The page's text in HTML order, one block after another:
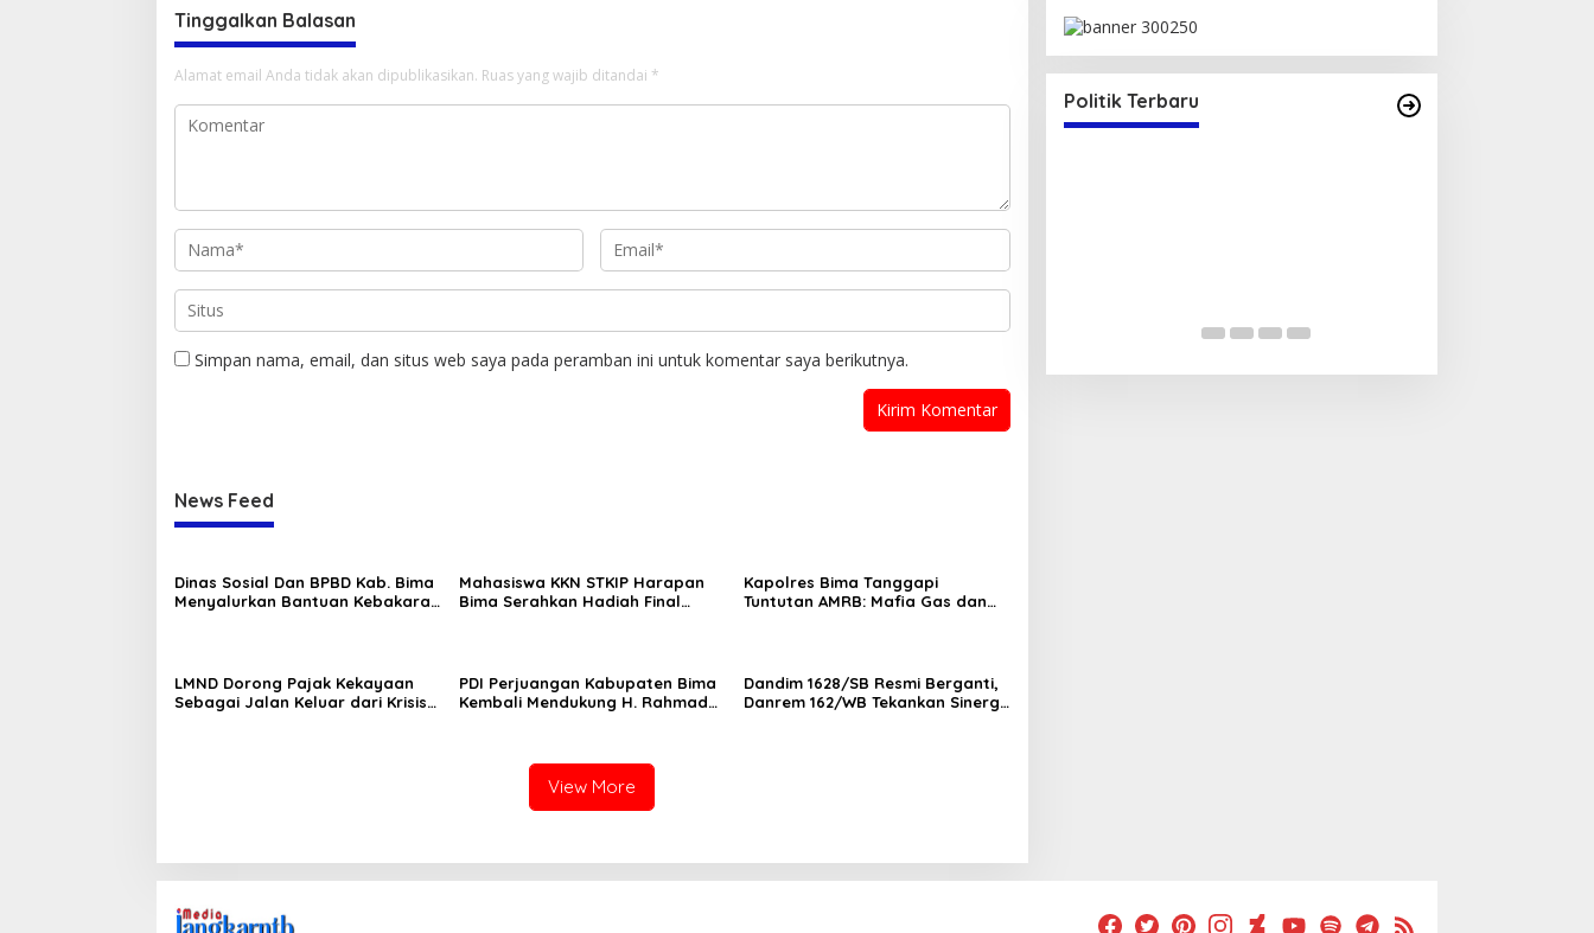
Tinggalkan Balasan
Alamat email Anda tidak akan dipublikasikan. Ruas yang wajib ditandai *
Simpan nama, email, dan situs web saya pada peramban ini untuk komentar saya berikutnya.
News Feed
Dinas Sosial Dan BPBD Kab. Bima
Menyalurkan Bantuan Kebakaran
Mahasiswa KKN STKIP Harapan
Bima Serahkan Hadiah Final
Kapolres Bima Tanggapi
Tuntutan AMRB: Mafia Gas dan
LMND Dorong Pajak Kekayaan
Sebagai Jalan Keluar dari Krisis
PDI Perjuangan Kabupaten Bima
Kembali Mendukung H. Rahmad
Dandim 1628/SB Resmi Berganti, ​
Danrem 162/WB Tekankan Sinergi
View More
Politik Terbaru
DPW PAN NTB
Di Berita, Politik | 17 Juli 2025